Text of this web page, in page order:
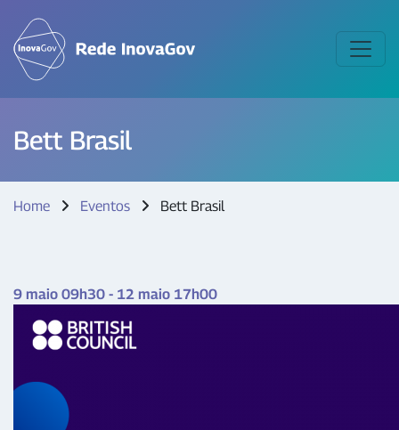
Bett Brasil
Home Eventos Bett Brasil
9 maio 09h30 - 12 maio 17h00